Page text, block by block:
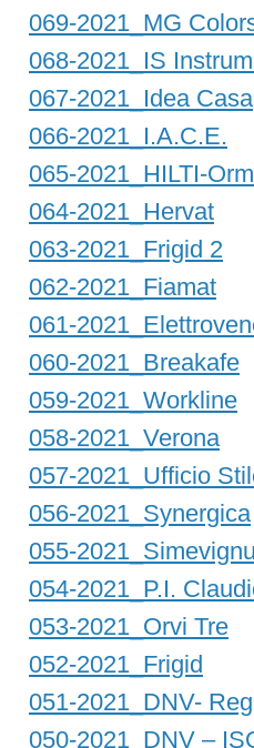
069-2021_MG
068-2021_IS
067-2021_Idea Casa
066-2021_I.A.C.E.
065-2021_HILTI-
064-2021_Hervat
063-2021_Frigid 2
062-2021_Fiamat
061-
060-2021_Breakafe
059-2021_Workline
058-2021_Verona
057-2021_Ufficio
056-2021_Synergica
055-
054-2021_P.I.
053-2021_Orvi Tre
052-2021_Frigid
051-2021_DNV-
050-2021_DNV –